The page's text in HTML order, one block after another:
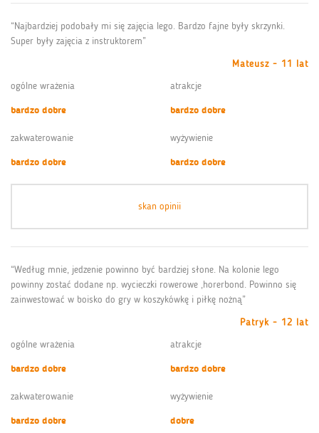
“Najbardziej podobały mi się zajęcia lego. Bardzo fajne były skrzynki.
Super były zajęcia z instruktorem”
Mateusz - 11 lat
ogólne wrażenia
bardzo dobre
atrakcje
bardzo dobre
zakwaterowanie
bardzo dobre
wyżywienie
bardzo dobre
skan opinii
“Według mnie, jedzenie powinno być bardziej słone. Na kolonie lego
powinny zostać dodane np. wycieczki rowerowe ,horerbond. Powinno się
zainwestować w boisko do gry w koszykówkę i piłkę nożną”
Patryk - 12 lat
ogólne wrażenia
bardzo dobre
atrakcje
bardzo dobre
zakwaterowanie
bardzo dobre
wyżywienie
dobre